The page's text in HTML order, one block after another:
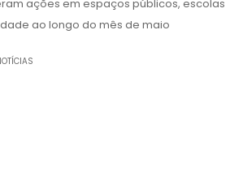
ações em espaços públicos, escolas
ao longo do mês de maio